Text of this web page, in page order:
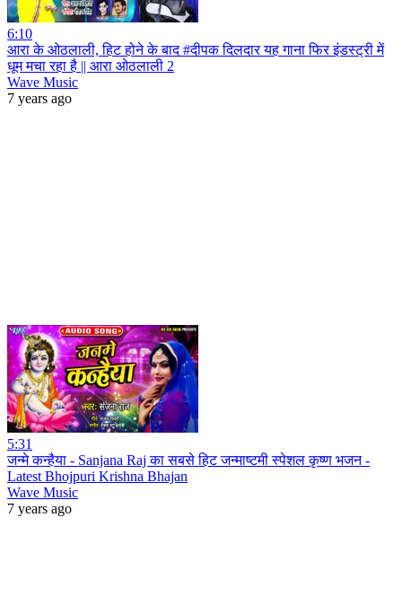
6:10
आरा के ओठलाली, हिट होने के बाद #दीपक दिलदार यह गाना फिर इंडस्ट्री में
धूम मचा रहा है || आरा ओठलाली 2
Wave Music
7 years ago
5:31
जन्मे कन्हैया - Sanjana Raj का सबसे हिट जन्माष्टमी स्पेशल कृष्ण भजन -
Latest Bhojpuri Krishna Bhajan
Wave Music
7 years ago